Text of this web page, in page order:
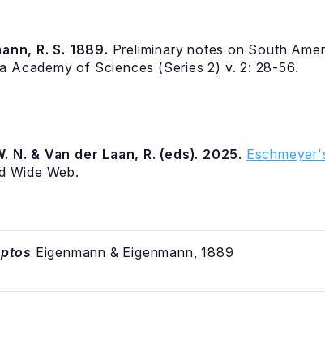
R. S. 1889. Preliminary notes on South
Academy of Sciences (Series 2) v. 2: 28-56.
N. & Van der Laan, R. (eds). 2025.
Wide Web.
Eigenmann & Eigenmann, 1889